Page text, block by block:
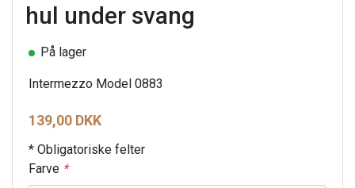
hul under svang
På lager
Intermezzo Model 0883
139,00 DKK
* Obligatoriske felter
Farve *